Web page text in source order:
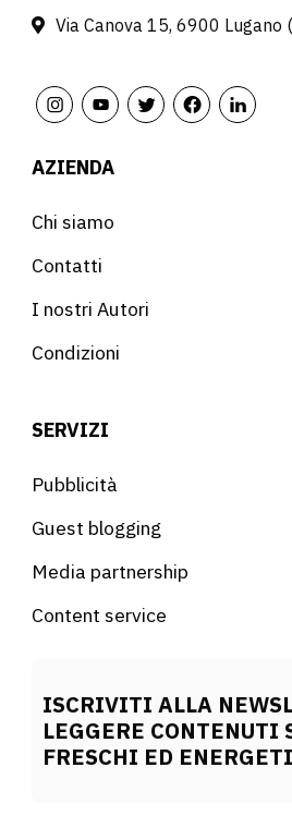
Via Canova 15, 6900 Lugano
AZIENDA
Chi siamo
Contatti
I nostri Autori
Condizioni
SERVIZI
Pubblicità
Guest blogging
Media partnership
Content service
ISCRIVITI ALLA
LEGGERE CONTENUTI
FRESCHI ED